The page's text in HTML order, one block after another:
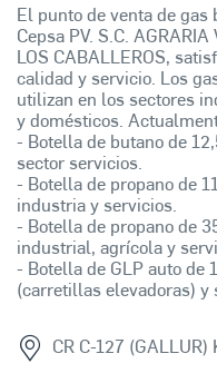
El punto de venta de gas
Cepsa PV. S.C.
LOS CABALLEROS,
calidad y servicio. Los
utilizan en los sectores
y domésticos.
- Botella de butano de
sector servicios.
- Botella de propano de
industria y servicios.
- Botella de propano de
industrial, agrícola y
- Botella de GLP auto de
(carretillas elevadoras) y
CR C-127 (GALLUR)